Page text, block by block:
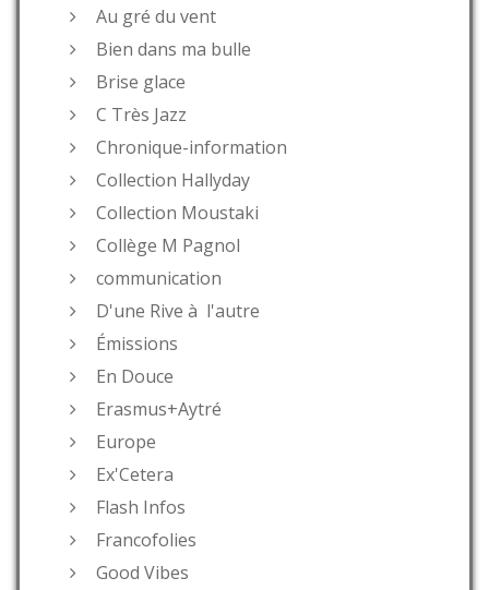
Au gré du vent
Bien dans ma bulle
Brise glace
C Très Jazz
Chronique-information
Collection Hallyday
Collection Moustaki
Collège M Pagnol
communication
D'une Rive à l'autre
Émissions
En Douce
Erasmus+Aytré
Europe
Ex'Cetera
Flash Infos
Francofolies
Good Vibes